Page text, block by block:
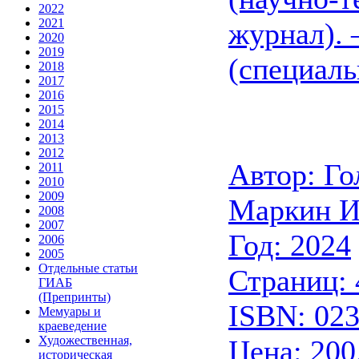
2022
2021
2020
2019
2018
2017
2016
2015
2014
2013
2012
2011
2010
2009
2008
2007
2006
2005
Отдельные статьи
ГИАБ
(Препринты)
Мемуары и
краеведение
Художественная,
историческая
Автор:
Маркин
Год: 2024
Страниц:
ISBN:
Цена: